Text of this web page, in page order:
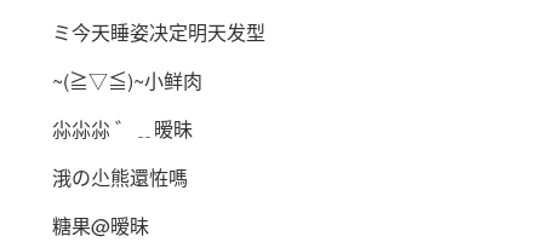
ミ今天睡姿决定明天发型
~(≧▽≦)~小鲜肉
尛尛尛 ゛﹎暧昧
涐の尐熊還恠嗎
糖果@暧昧